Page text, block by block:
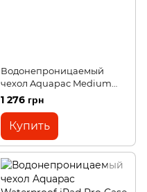
Водонепроницаемый
чехол Aquapac Medium
Whanganui Case grey
1 276 грн
Купить